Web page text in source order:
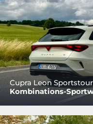
Cupra Leon
Kombinations-